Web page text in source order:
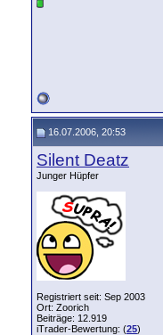
16.07.2006, 20:53
Silent Deatz
Junger Hüpfer
Registriert seit: Sep 2003
Ort: Zoorich
Beiträge: 12.919
iTrader-Bewertung: (25)